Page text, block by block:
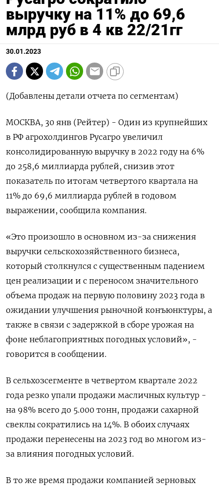
выручку на 11% до 69,6
млрд руб в 4 кв 22/21гг
30.01.2023
(Добавлены детали отчета по сегментам)
МОСКВА, 30 янв (Рейтер) - Один из крупнейших
в РФ агрохолдингов Русагро увеличил
консолидированную выручку в 2022 году на 6%
до 258,6 миллиарда рублей, снизив этот
показатель по итогам четвертого квартала на
11% до 69,6 миллиарда рублей в годовом
выражении, сообщила компания.
«Это произошло в основном из-за снижения
выручки сельскохозяйственного бизнеса,
который столкнулся с существенным падением
цен реализации и с переносом значительного
объема продаж на первую половину 2023 года в
ожидании улучшения рыночной конъюнктуры, а
также в связи с задержкой в сборе урожая на
фоне неблагоприятных погодных условий», -
говорится в сообщении.
В сельхозсегменте в четвертом квартале 2022
года резко упали продажи масличных культур -
на 98% всего до 5.000 тонн, продажи сахарной
свеклы сократились на 14%. В обоих случаях
продажи перенесены на 2023 год во многом из-
за влияния погодных условий.
В то же время продажи компанией зерновых